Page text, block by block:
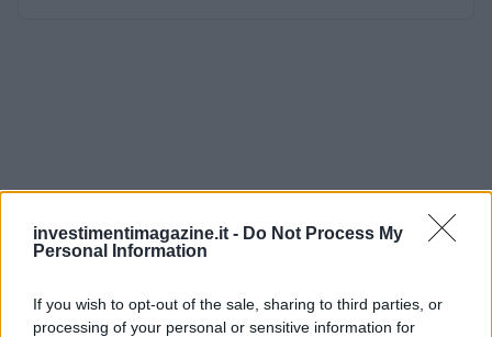
investimentimagazine.it - Do Not Process My
Personal Information
If you wish to opt-out of the sale, sharing to third parties, or
processing of your personal or sensitive information for